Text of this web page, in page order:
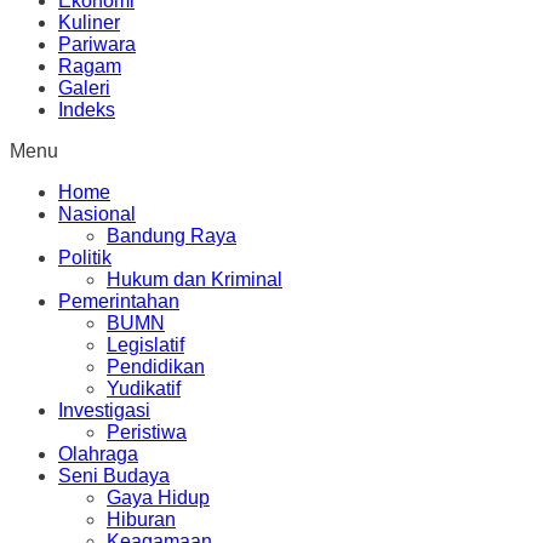
Kuliner
Pariwara
Ragam
Galeri
Indeks
Menu
Home
Nasional
Bandung Raya
Politik
Hukum dan Kriminal
Pemerintahan
BUMN
Legislatif
Pendidikan
Yudikatif
Investigasi
Peristiwa
Olahraga
Seni Budaya
Gaya Hidup
Hiburan